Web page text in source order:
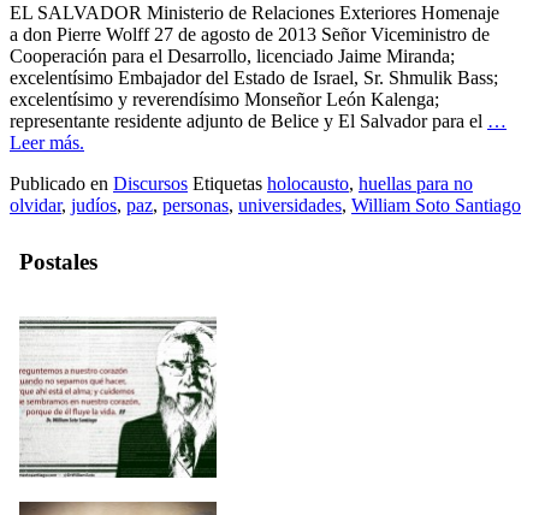
EL SALVADOR Ministerio de Relaciones Exteriores Homenaje
a don Pierre Wolff 27 de agosto de 2013 Señor Viceministro de
Cooperación para el Desarrollo, licenciado Jaime Miranda;
excelentísimo Embajador del Estado de Israel, Sr. Shmulik Bass;
excelentísimo y reverendísimo Monseñor León Kalenga;
representante residente adjunto de Belice y El Salvador para el …
Leer más.
Publicado en Discursos Etiquetas holocausto, huellas para no
olvidar, judíos, paz, personas, universidades, William Soto Santiago
Postales